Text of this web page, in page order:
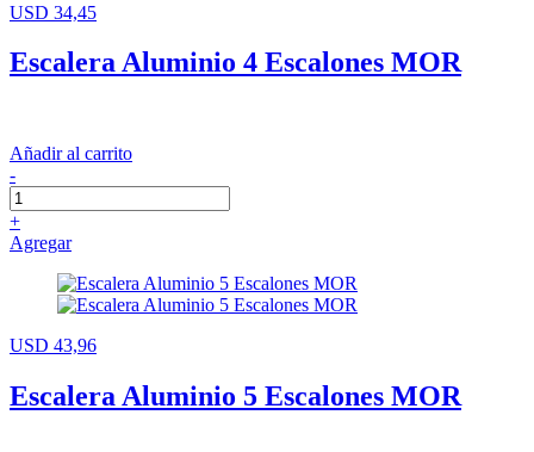
USD 34,45
Escalera Aluminio 4 Escalones MOR
Añadir al carrito
-
+
Agregar
USD 43,96
Escalera Aluminio 5 Escalones MOR